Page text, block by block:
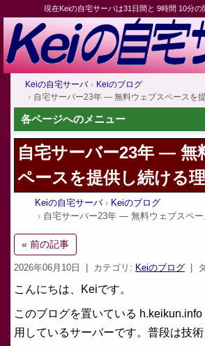
現在Keiの自宅サーバは31日間と 9時間 10分の
Keiの自宅サーバ
Keiのブログ
自宅サーバー23年 — 無料ウェブスペースを
各ページへのメニュー
自宅サーバー23年 — 無
ペースを提供し続ける
Keiの自宅サーバ
Keiのブログ
自宅サーバー23年 — 無料ウェブスペ
« 前の記事
2026年06月10日 | カテゴリ: Keiのブログ |
こんにちは、Keiです。
このブログを置いている
用しているサーバーです。普段は技